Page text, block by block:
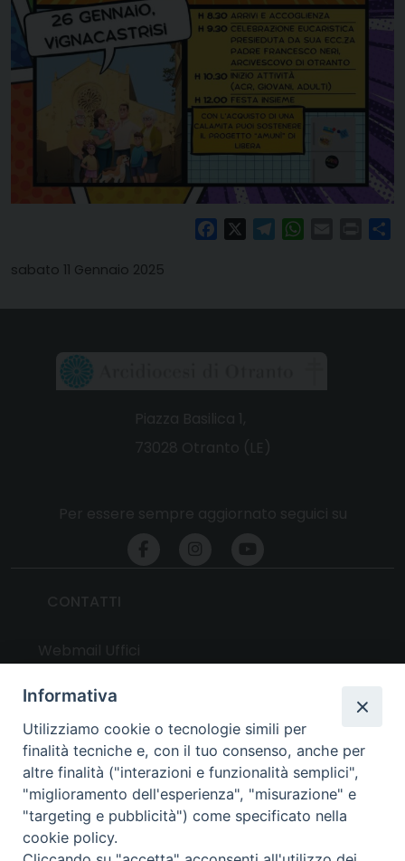
FacebookTelegramWhatsAppPrint
sabato 11 Gennaio 2025
UTILITY
News
Altri articoli
Notizie nazionali
Informativa
Utilizziamo cookie o tecnologie simili per
finalità tecniche e, con il tuo consenso, anche per
altre finalità ("interazioni e funzionalità semplici",
"miglioramento dell'esperienza", "misurazione" e
"targeting e pubblicità") come specificato nella
cookie policy.